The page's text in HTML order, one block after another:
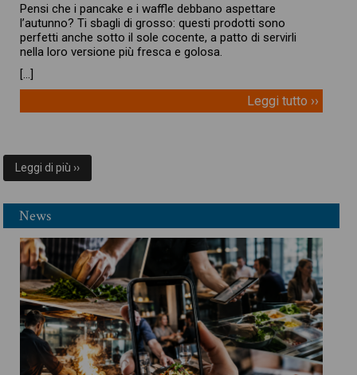
Pensi che i pancake e i waffle debbano aspettare
l’autunno? Ti sbagli di grosso: questi prodotti sono
perfetti anche sotto il sole cocente, a patto di servirli
nella loro versione più fresca e golosa.
[…]
Leggi tutto ››
Leggi di più ››
News